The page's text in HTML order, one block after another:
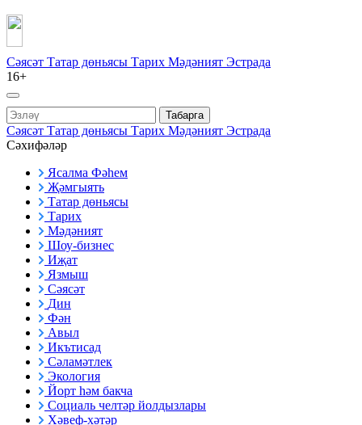
Сәясәт Татар дөньясы Тарих Мәдәният Эстрада
16+
Табарга
Сәясәт Татар дөньясы Тарих Мәдәният Эстрада
Сәхифәләр
Ясалма Фәһем
Җәмгыять
Татар дөньясы
Тарих
Мәдәният
Шоу-бизнес
Иҗат
Язмыш
Сәясәт
Дин
Фән
Авыл
Икътисад
Сәламәтлек
Экология
Йорт һәм бакча
Социаль челтәр йолдызлары
Хәвеф-хәтәр